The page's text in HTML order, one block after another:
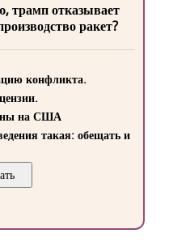
трамп отказывает
ракет?
конфликта.
на США
такая: обещать и